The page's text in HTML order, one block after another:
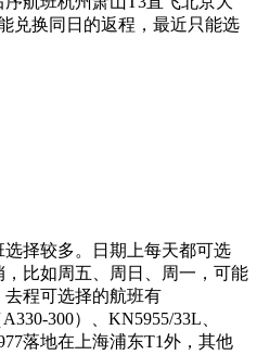
兑换同日的返程，最近只能选
选择较多。日期上每天都可选
比如周五、周日、周一，可能
程可选择的航班有
300）、KN5955/33L、
落地在上海浦东T1外，其他